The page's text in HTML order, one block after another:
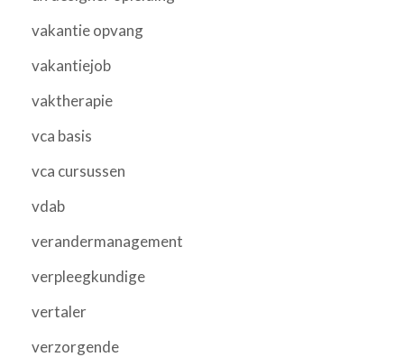
vakantie opvang
vakantiejob
vaktherapie
vca basis
vca cursussen
vdab
verandermanagement
verpleegkundige
vertaler
verzorgende